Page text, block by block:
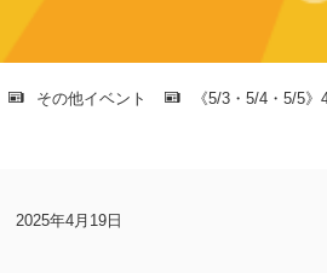
その他イベント 《5/3・5/4・5/5
2025年4月19日